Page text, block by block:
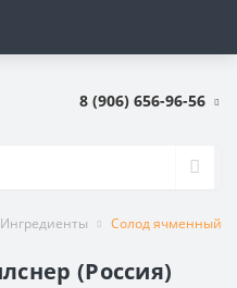
8 (906) 656-96-56
Ингредиенты Солод ячменный
(Россия)